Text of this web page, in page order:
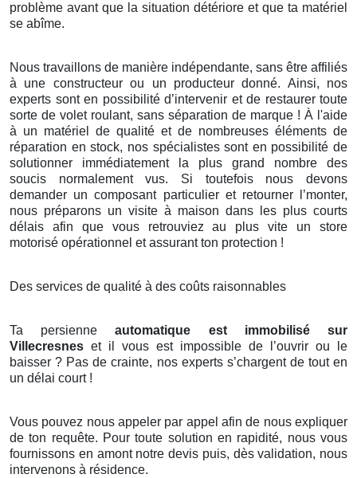
problème avant que la situation détériore et que ta matériel
se abîme.
Nous travaillons de manière indépendante, sans être affiliés
à une constructeur ou un producteur donné. Ainsi, nos
experts sont en possibilité d’intervenir et de restaurer toute
sorte de volet roulant, sans séparation de marque ! À l'aide
à un matériel de qualité et de nombreuses éléments de
réparation en stock, nos spécialistes sont en possibilité de
solutionner immédiatement la plus grand nombre des
soucis normalement vus. Si toutefois nous devons
demander un composant particulier et retourner l’monter,
nous préparons un visite à maison dans les plus courts
délais afin que vous retrouviez au plus vite un store
motorisé opérationnel et assurant ton protection !
Des services de qualité à des coûts raisonnables
Ta persienneautomatique est immobilisé sur
Villecresnes et il vous est impossible de l’ouvrir ou le
baisser ? Pas de crainte, nos experts s’chargent de tout en
un délai court !
Vous pouvez nous appeler par appel afin de nous expliquer
de ton requête. Pour toute solution en rapidité, nous vous
fournissons en amont notre devis puis, dès validation, nous
intervenons à résidence.